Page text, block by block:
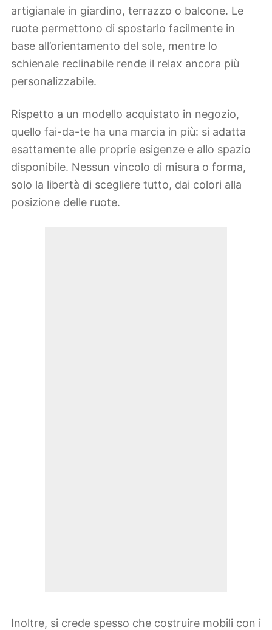
artigianale in giardino, terrazzo o balcone. Le
ruote permettono di spostarlo facilmente in
base all’orientamento del sole, mentre lo
schienale reclinabile rende il relax ancora più
personalizzabile.
Rispetto a un modello acquistato in negozio,
quello fai-da-te ha una marcia in più: si adatta
esattamente alle proprie esigenze e allo spazio
disponibile. Nessun vincolo di misura o forma,
solo la libertà di scegliere tutto, dai colori alla
posizione delle ruote.
Inoltre, si crede spesso che costruire mobili con i